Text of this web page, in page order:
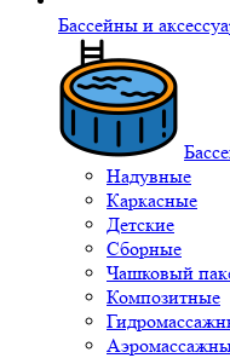
Бассейны и
Надувные
Каркасные
Детские
Сборные
Чашковый
Композитные